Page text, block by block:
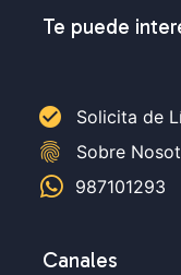
Te puede
check_circle Solicita de
fingerprint
Sobre
987101293
Canales